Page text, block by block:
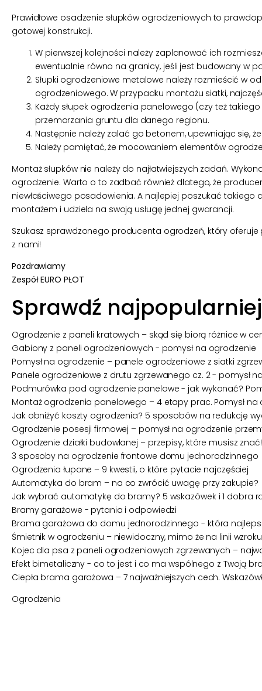
Prawidłowe osadzenie słupków ogrodzeniowych to
gotowej konstrukcji.
W pierwszej kolejności należy zaplanować ich
ewentualnie równo na granicy, jeśli jest budowany w
Słupki ogrodzeniowe metalowe należy rozmieścić w
ogrodzeniowego. W przypadku montażu siatki,
Każdy słupek ogrodzenia panelowego (czy też
przemarzania gruntu dla danego regionu.
Następnie należy zalać go betonem, upewniając się,
Należy pamiętać, że mocowaniem elementów
Montaż słupków nie należy do najłatwiejszych zadań.
ogrodzenie. Warto o to zadbać również dlatego, że
niewłaściwego posadowienia. A najlepiej poszukać
montażem i udziela na swoją usługę jednej gwarancji.
Szukasz sprawdzonego producenta ogrodzeń, który
z nami!
Pozdrawiamy
ZespółEURO PŁOT
Sprawdź
Ogrodzenie z paneli kratowych – skąd się biorą różnice w
Gabiony z paneli ogrodzeniowych - pomysł na ogrodzenie
Pomysł na ogrodzenie – panele ogrodzeniowe z siatki
Panele ogrodzeniowe z drutu zgrzewanego cz. 2 - pomysł
Podmurówka pod ogrodzenie panelowe - jak wykonać?
Montaż ogrodzenia panelowego – 4 etapy prac. Pomysł
Jak obniżyć koszty ogrodzenia? 5 sposobów na redukcję
Ogrodzenie posesji firmowej – pomysł na ogrodzenie
Ogrodzenie działki budowlanej – przepisy, które musisz znać!
3 sposoby na ogrodzenie frontowe domu jednorodzinnego
Ogrodzenia łupane – 9 kwestii, o które pytacie najczęściej
Automatyka do bram – na co zwrócić uwagę przy zakupie?
Jak wybrać automatykę do bramy? 5 wskazówek i 1 dobra
Bramy garażowe - pytania i odpowiedzi
Brama garażowa do domu jednorodzinnego - która
Śmietnik w ogrodzeniu – niewidoczny, mimo że na linii
Kojec dla psa z paneli ogrodzeniowych zgrzewanych –
Efekt bimetaliczny - co to jest i co ma wspólnego z Twoją
Ciepła brama garażowa – 7 najważniejszych cech.
Ogrodzenia